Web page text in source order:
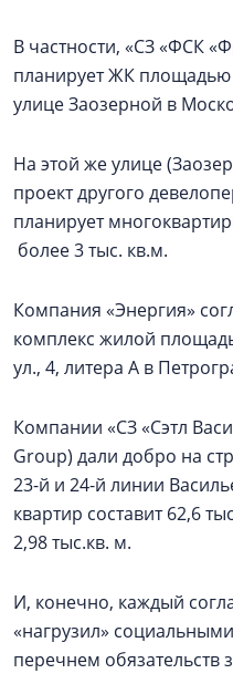
В частности, «СЗ «ФСК
планирует ЖК площадью
улице Заозерной в
На этой же улице
проект другого
планирует
более 3 тыс. кв.м.
Компания «Энергия»
комплекс жилой
ул., 4, литера А в
Компании «СЗ «Сэтл
Group) дали добро на
23-й и 24-й линии
квартир составит 62,6
2,98 тыс.кв. м.
И, конечно, каждый
«нагрузил»
перечнем